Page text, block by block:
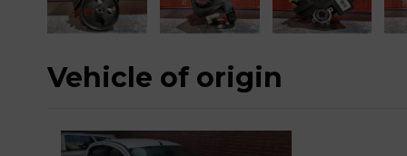
Vehicle of origin